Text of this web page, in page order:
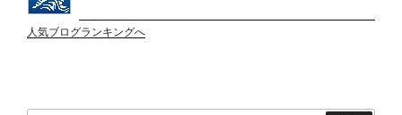
人気ブログランキングへ